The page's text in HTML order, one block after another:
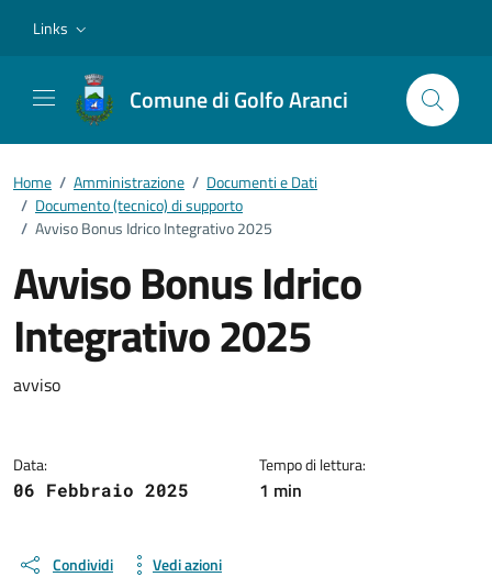
Links
Comune di Golfo Aranci
Home / Amministrazione / Documenti e Dati
/ Documento (tecnico) di supporto
/ Avviso Bonus Idrico Integrativo 2025
Avviso Bonus Idrico
Integrativo 2025
Dettagli del documento
avviso
Data:
06 Febbraio 2025
Tempo di lettura:
1 min
Condividi Vedi azioni